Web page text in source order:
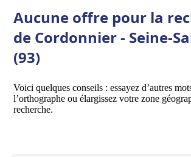
Aucune offre pour la
de Cordonnier - Seine-
(93)
Voici quelques conseils : essayez d’autres
l’orthographe ou élargissez votre zone
recherche.